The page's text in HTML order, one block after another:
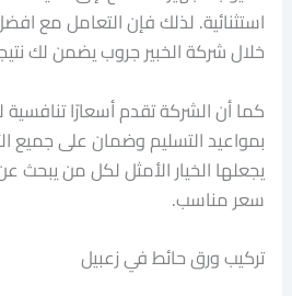
استثنائية. لذلك فإن التعامل مع
خلال شركة الخبير جروب يضمن لك
كما أن الشركة تقدم أسعارًا تنافسية
بمواعيد التسليم وضمان على جميع
يجعلها الخيار الأمثل لكل من يبحث
سعر مناسب.
تركيب ورق حائط في زعبيل